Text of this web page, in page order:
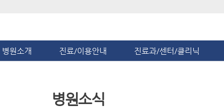
병원소개 진료/이용안내 진료과/센터/클리닉
병원소식